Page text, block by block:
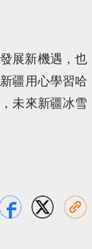
展新機遇，也
疆用心學習哈
未來新疆冰雪